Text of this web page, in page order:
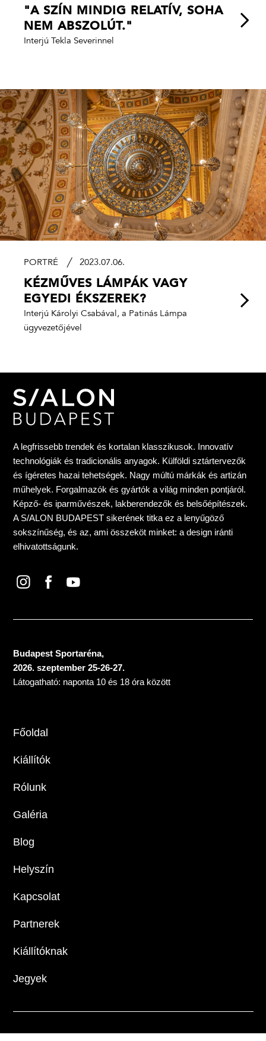
"A SZÍN MINDIG RELATÍV, SOHA
NEM ABSZOLÚT."
Interjú Tekla Severinnel
PORTRÉ 2023.07.06.
KÉZMŰVES LÁMPÁK VAGY
EGYEDI ÉKSZEREK?
Interjú Károlyi Csabával, a Patinás Lámpa
ügyvezetőjével
A legfrissebb trendek és kortalan klasszikusok. Innovatív
technológiák és tradicionális anyagok. Külföldi sztártervezők
és ígéretes hazai tehetségek. Nagy múltú márkák és artizán
műhelyek. Forgalmazók és gyártók a világ minden pontjáról.
Képző- és iparművészek, lakberendezők és belsőépítészek.
A S/ALON BUDAPEST sikerének titka ez a lenyűgöző
sokszínűség, és az, ami összeköt minket: a design iránti
elhivatottságunk.
Budapest Sportaréna,
2026. szeptember 25-26-27.
Látogatható: naponta 10 és 18 óra között
Főoldal
Kiállítók
Rólunk
Galéria
Blog
Helyszín
Kapcsolat
Partnerek
Kiállítóknak
Jegyek
S/ALON BUDAPEST © Copyright 2026